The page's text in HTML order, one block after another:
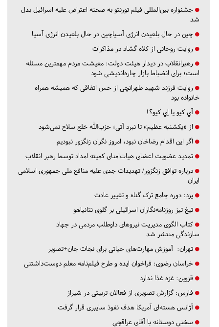
جشنواره بین‌المللی فیلم تورنتو به صحنه اعتراض علیه اسرائیل بدل
شد
چین در حال بلعیدن انرژی آسیاچین در حال بلعیدن انرژی آسیا
روایت روحانی از کلاه گشاد در مذاکرات
رهبرانقلاب در دیدار هیئت دولت: معیشت مردم مهمترین مسئله
است؛ برای انضباط بازار چاره‌اندیشی شود
روایت فرزند شهید طهرانچی از حس اتفاقی که همیشه همراه
خانواده بود
آي كيو يا اِي كيو؟!
از «یکشنبه عظیم» تا نبرد آتی؛ حزب‌الله خلع سلاح نمی‌شود
اگر این اقدام رضاخان نبود، امروز نگران زنگزور نبودیم
تمدید عضویت اعضای هیات‌امنای کمیته امداد توسط رهبر انقلاب
درباره توافق زنگزور/ تهدیدات جدی علیه منافع ملی جمهوری اسلامی
ایران
یزد: دوره جامع ترک گناه و تغییر عادت
تیغ تیز روزنامه‌نگاران اسرائیلی بر گلوی نتانیاهو
کتاب الگوی مدیریت نیروهای داوطلب مردمی در جهاد
سازندگی منتشر شد
تهران: آموزش مهارت‌های حیاتی برای نجات جان+تصویر
خراسان رضوی: فراخوان ایده و طرح فیلم‌نامه معلم دوست‌داشتنی
قزوین: غزه غذا ندارد
فارس: گزارش تصویری از فعالان تربیتی در شیراز
آژانس هسته‌ای آمریکا هدف نفوذ سایبری قرار گرفت
سخنی دوستانه با آقای عراقچی